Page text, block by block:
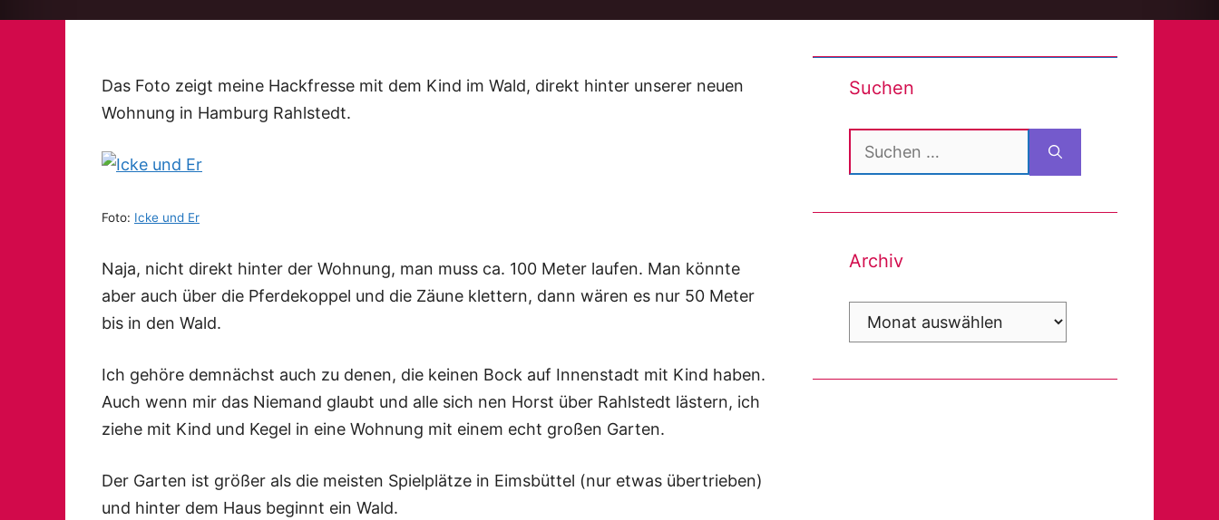
Das Foto zeigt meine Hackfresse mit dem Kind im Wald, direkt hinter unserer neuen
Wohnung in Hamburg Rahlstedt.
Foto: Icke und Er
Naja, nicht direkt hinter der Wohnung, man muss ca. 100 Meter laufen. Man könnte
aber auch über die Pferdekoppel und die Zäune klettern, dann wären es nur 50 Meter
bis in den Wald.
Ich gehöre demnächst auch zu denen, die keinen Bock auf Innenstadt mit Kind haben.
Auch wenn mir das Niemand glaubt und alle sich nen Horst über Rahlstedt lästern, ich
ziehe mit Kind und Kegel in eine Wohnung mit einem echt großen Garten.
Der Garten ist größer als die meisten Spielplätze in Eimsbüttel (nur etwas übertrieben)
und hinter dem Haus beginnt ein Wald.
Suchen
Suchen
Archiv
Archiv